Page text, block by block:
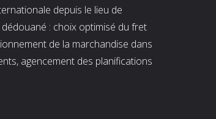
depuis le lieu de
: choix optimisé du fret
de la marchandise dans
agencement des planifications